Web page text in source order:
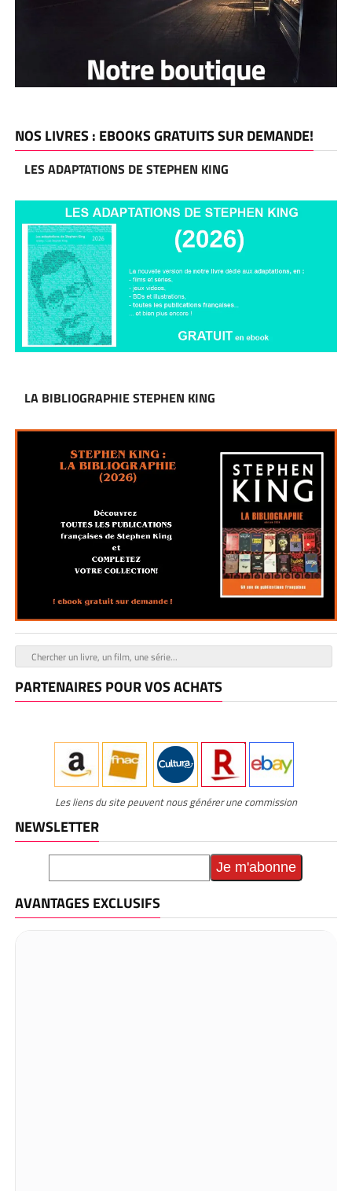
NOS LIVRES : EBOOKS GRATUITS SUR DEMANDE!
LES ADAPTATIONS DE STEPHEN KING
LA BIBLIOGRAPHIE STEPHEN KING
PARTENAIRES POUR VOS ACHATS
Les liens du site peuvent nous générer une commission
NEWSLETTER
AVANTAGES EXCLUSIFS